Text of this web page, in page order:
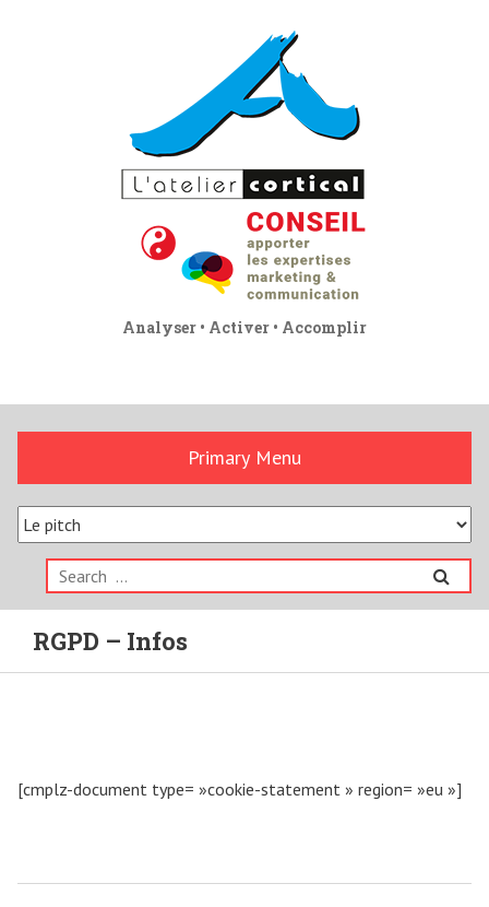
Analyser • Activer • Accomplir
Primary Menu
Search
for:
RGPD – Infos
[cmplz-document type= »cookie-statement » region= »eu »]